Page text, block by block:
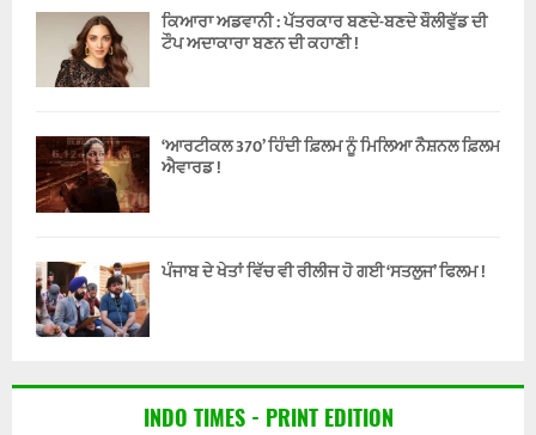
ਕਿਆਰਾ ਅਡਵਾਨੀ : ਪੱਤਰਕਾਰ ਬਣਦੇ-ਬਣਦੇ ਬੌਲੀਵੁੱਡ ਦੀ
ਟੌਪ ਅਦਾਕਾਰਾ ਬਣਨ ਦੀ ਕਹਾਣੀ !
‘ਆਰਟੀਕਲ 370’ ਹਿੰਦੀ ਫ਼ਿਲਮ ਨੂੰ ਮਿਲਿਆ ਨੈਸ਼ਨਲ ਫ਼ਿਲਮ
ਐਵਾਰਡ !
ਪੰਜਾਬ ਦੇ ਖੇਤਾਂ ਵਿੱਚ ਵੀ ਰੀਲੀਜ ਹੋ ਗਈ ‘ਸਤਲੁਜ’ ਫਿਲਮ !
INDO TIMES - PRINT EDITION